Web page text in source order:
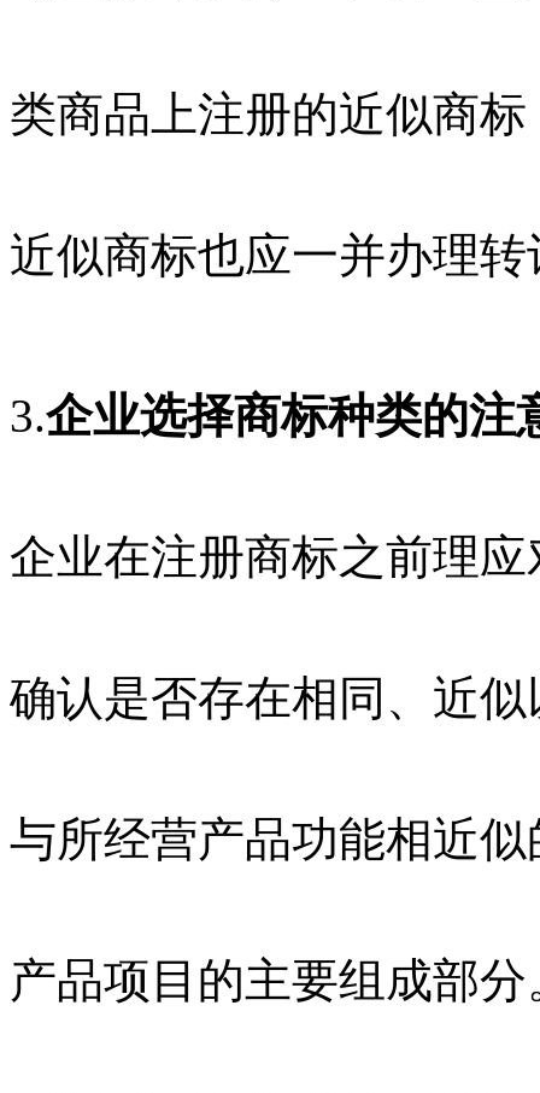
类商品上注册的近似商
近似商标也应一并办理转
3.企业选择商标种类的注
企业在注册商标之前理
确认是否存在相同、近
与所经营产品功能相近
产品项目的主要组成部